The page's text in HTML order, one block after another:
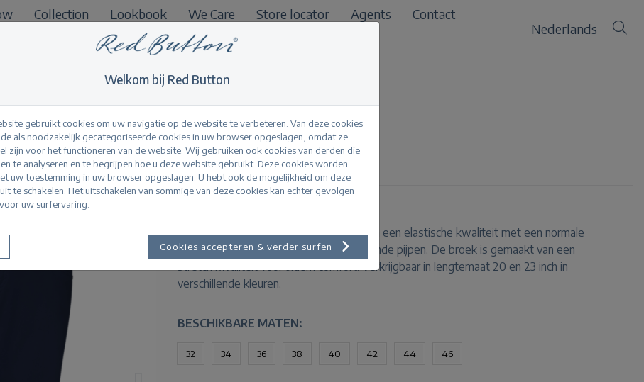
Collection Lookbook We Care Store locator Agents
Contact
B2B
Nederlands
Suze jog colour Dark Blue
De Suze Jog Colour is een capri broek van een elastische kwaliteit met een normale
pasvorm, een hoge taille en tapstoelopende pijpen. De broek is gemaakt van een
stretch kwaliteit voor ultiem comfort. Verkrijgbaar in lengtemaat 20 en 23 inch in
verschillende kleuren.
BESCHIKBARE MATEN:
32 34 36 38 40 42 44 46
Welkom bij Red Button
gebruikt cookies om uw navigatie op de website te verbeteren. Van deze cookies
als noodzakelijk gecategoriseerde cookies in uw browser opgeslagen, omdat ze
zijn voor het functioneren van de website. Wij gebruiken ook cookies van derden die
te analyseren en te begrijpen hoe u deze website gebruikt. Deze cookies worden
uw toestemming in uw browser opgeslagen. U hebt ook de mogelijkheid om deze
te schakelen. Het uitschakelen van sommige van deze cookies kan echter gevolgen
uw surfervaring.
Cookies accepteren & verder surfen